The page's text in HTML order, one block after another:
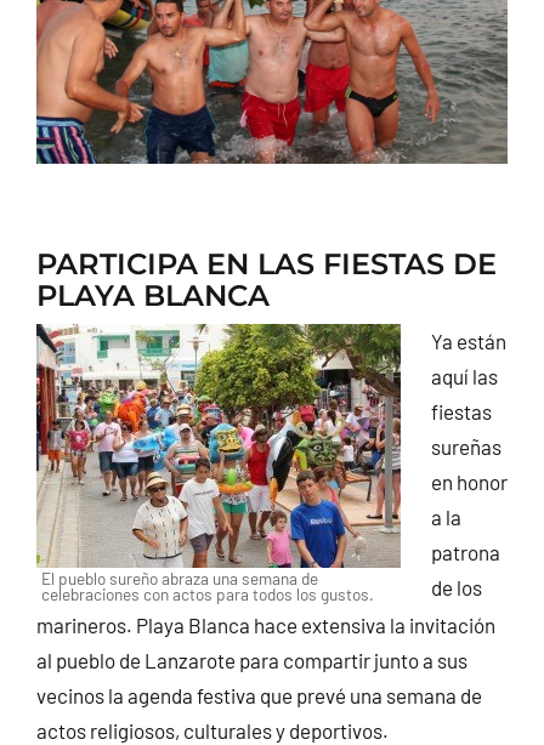
PARTICIPA EN LAS FIESTAS DE
PLAYA BLANCA
El pueblo sureño abraza una semana de
celebraciones con actos para todos los gustos.
Ya están
aquí las
fiestas
sureñas
en honor
a la
patrona
de los
marineros. Playa Blanca hace extensiva la invitación
al pueblo de Lanzarote para compartir junto a sus
vecinos la agenda festiva que prevé una semana de
actos religiosos, culturales y deportivos.